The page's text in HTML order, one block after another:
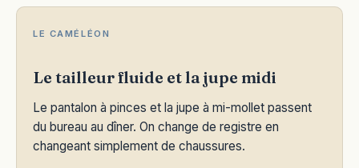
LE CAMÉLÉON
Le tailleur fluide et la jupe midi
Le pantalon à pinces et la jupe à mi-mollet passent
du bureau au dîner. On change de registre en
changeant simplement de chaussures.